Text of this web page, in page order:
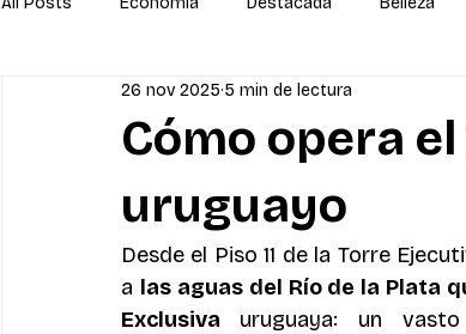
Newsletter Economía Salidas
Cómo opera
uruguayo
26 nov 2025 5 min de lectura
Desde el Piso 11 de la Torre
a las aguas del Río de la Plata
Exclusiva uruguaya: un